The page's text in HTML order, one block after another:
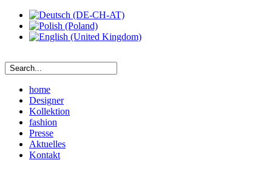
home
Designer
Kollektion
fashion
Presse
Aktuelles
Kontakt